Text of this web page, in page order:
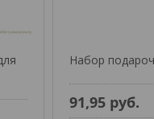
Набор
91,95 руб.